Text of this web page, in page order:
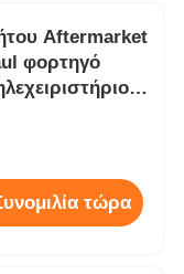
Aftermarket
φορτηγό
MOQ
τώρα